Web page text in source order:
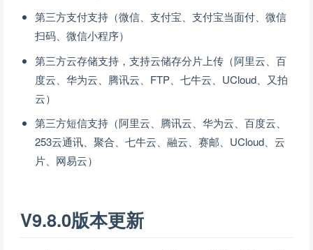
第三方支付支持（微信、支付宝、支付宝当面付、微信
扫码、微信小程序）
第三方云存储支持，支持云储存分片上传（阿里云、百
度云、华为云、腾讯云、FTP、七牛云、UCloud、又拍
云）
第三方短信支持（阿里云、腾讯云、华为云、百度云、
253云通讯、聚合、七牛云、融云、赛邮、UCloud、云
片、网易云）
V9.8.0版本更新